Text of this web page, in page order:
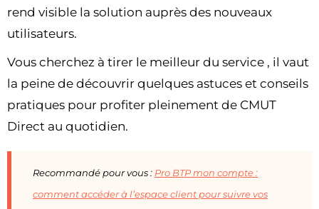
rend visible la solution auprès des nouveaux
utilisateurs.
Vous cherchez à tirer le meilleur du service , il vaut
la peine de découvrir quelques astuces et conseils
pratiques pour profiter pleinement de CMUT
Direct au quotidien.
Recommandé pour vous : Pro BTP mon compte :
comment accéder à l’espace client pour suivre vos